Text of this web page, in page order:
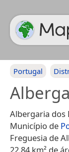
Portugal
Albergaria dos
Município de
Freguesia de